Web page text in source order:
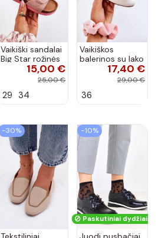
Vaikiški sandalai
Big Star rožinės
spalvos15,00 €
25,00 €
29 34
Vaikiškos
balerinos su lako
efektu ir
kaspinais baltos
17,40 €
29,00 €
36
−30% −10%
Paskutiniai dydžiai!